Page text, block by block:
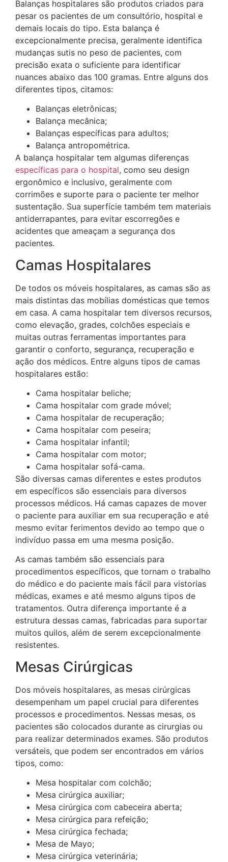
Balanças hospitalares são produtos criados para
pesar os pacientes de um consultório, hospital e
demais locais do tipo. Esta balança é
excepcionalmente precisa, geralmente identifica
mudanças sutis no peso de pacientes, com
precisão exata o suficiente para identificar
nuances abaixo das 100 gramas. Entre alguns dos
diferentes tipos, citamos:
Balanças eletrônicas;
Balança mecânica;
Balanças específicas para adultos;
Balança antropométrica.
A balança hospitalar tem algumas diferenças
específicas para o hospital, como seu design
ergonômico e inclusivo, geralmente com
corrimões e suporte para o paciente ter melhor
sustentação. Sua superfície também tem materiais
antiderrapantes, para evitar escorregões e
acidentes que ameaçam a segurança dos
pacientes.
Camas Hospitalares
De todos os móveis hospitalares, as camas são as
mais distintas das mobílias domésticas que temos
em casa. A cama hospitalar tem diversos recursos,
como elevação, grades, colchões especiais e
muitas outras ferramentas importantes para
garantir o conforto, segurança, recuperação e
ação dos médicos. Entre alguns tipos de camas
hospitalares estão:
Cama hospitalar beliche;
Cama hospitalar com grade móvel;
Cama hospitalar de recuperação;
Cama hospitalar com peseira;
Cama hospitalar infantil;
Cama hospitalar com motor;
Cama hospitalar sofá-cama.
São diversas camas diferentes e estes produtos
em específicos são essenciais para diversos
processos médicos. Há camas capazes de mover
o paciente para auxiliar em sua recuperação e até
mesmo evitar ferimentos devido ao tempo que o
indivíduo passa em uma mesma posição.
As camas também são essenciais para
procedimentos específicos, que tornam o trabalho
do médico e do paciente mais fácil para vistorias
médicas, exames e até mesmo alguns tipos de
tratamentos. Outra diferença importante é a
estrutura dessas camas, fabricadas para suportar
muitos quilos, além de serem excepcionalmente
resistentes.
Mesas Cirúrgicas
Dos móveis hospitalares, as mesas cirúrgicas
desempenham um papel crucial para diferentes
processos e procedimentos. Nessas mesas, os
pacientes são colocados durante as cirurgias ou
para realizar determinados exames. São produtos
versáteis, que podem ser encontrados em vários
tipos, como:
Mesa hospitalar com colchão;
Mesa cirúrgica auxiliar;
Mesa cirúrgica com cabeceira aberta;
Mesa cirúrgica para refeição;
Mesa cirúrgica fechada;
Mesa de Mayo;
Mesa cirúrgica veterinária;